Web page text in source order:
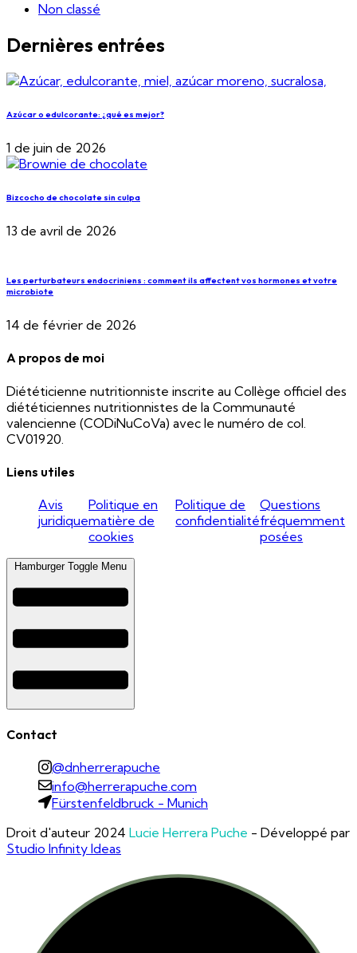
Non classé
Dernières entrées
Azúcar o edulcorante: ¿qué es mejor?
1 de juin de 2026
Bizcocho de chocolate sin culpa
13 de avril de 2026
Les perturbateurs endocriniens : comment ils affectent vos hormones et votre
microbiote
14 de février de 2026
A propos de moi
Diététicienne nutritionniste inscrite au Collège officiel des
diététiciennes nutritionnistes de la Communauté
valencienne (CODiNuCoVa) avec le numéro de col.
CV01920.
Liens utiles
Avis
juridique
Politique en
matière de
cookies
Politique de
confidentialité
Questions
fréquemment
posées
Hamburger Toggle Menu
Contact
@dnherrerapuche
info@herrerapuche.com
Fürstenfeldbruck - Munich
Droit d'auteur 2024 Lucie Herrera Puche - Développé par
Studio Infinity Ideas